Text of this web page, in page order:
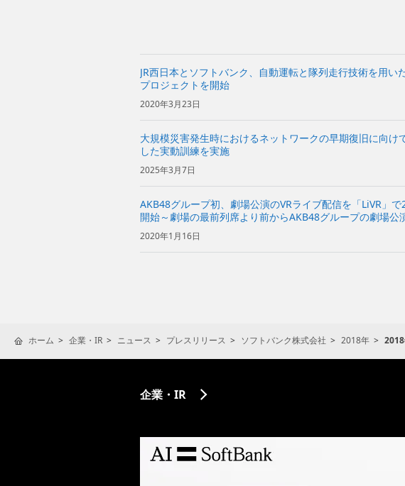
JR西日本とソフトバンク、自動運転と隊列走行技術を用い
プロジェクトを開始
2020年3月23日
大規模災害発生時におけるネットワークの早期復旧に向け
した実動訓練を実施
2025年3月7日
AKB48グループ初、劇場公演のVRライブ配信を「LiVR」
開始～劇場の最前列席より前からAKB48グループの劇場公
～
2020年1月16日
ホーム 企業・IR ニュース プレスリリース ソフトバンク株式会社 2018年
企業・IR